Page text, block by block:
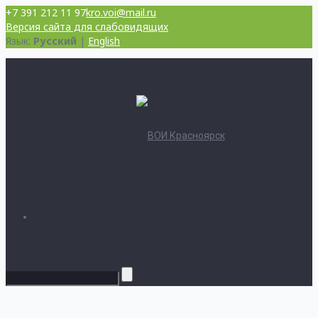
+7 391 212 11 97kro.voi@mail.ru
Версия сайта для слабовидящих
Язык: Русский | English